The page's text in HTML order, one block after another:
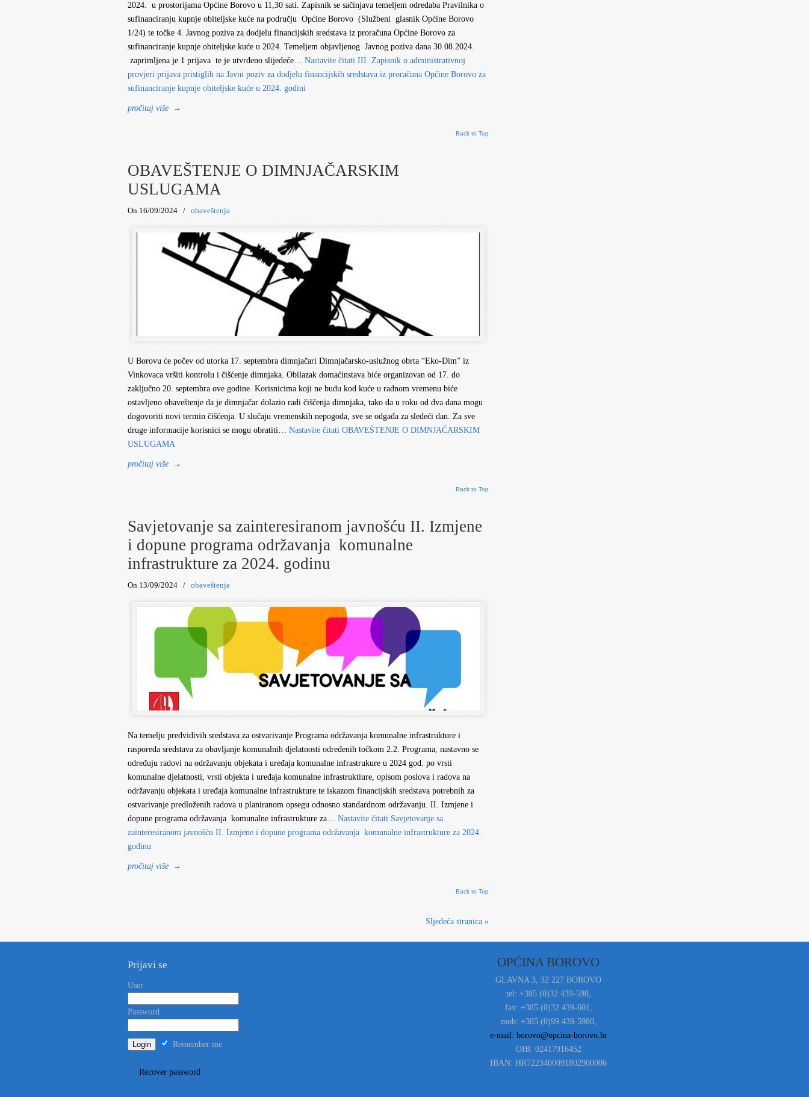
2024. u prostorijama Općine Borovo u 11,30 sati. Zapisnik se sačinjava temeljem odredaba Pravilnika o
sufinanciranju kupnje obiteljske kuće na području Općine Borovo (Službeni glasnik Općine Borovo
1/24) te točke 4. Javnog poziva za dodjelu financijskih sredstava iz proračuna Općine Borovo za
sufinanciranje kupnje obiteljske kuće u 2024. Temeljem objavljenog Javnog poziva dana 30.08.2024.
zaprimljena je 1 prijava te je utvrđeno slijedeće… Nastavite čitati III. Zapisnik o administrativnoj
provjeri prijava pristiglih na Javni poziv za dodjelu financijskih sredstava iz proračuna Općine Borovo za
sufinanciranje kupnje obiteljske kuće u 2024. godini
pročitaj više →
Back to Top
OBAVEŠTENJE O DIMNJAČARSKIM
USLUGAMA
On 16/09/2024 / obaveštenja
U Borovu će počev od utorka 17. septembra dimnjačari Dimnjačarsko-uslužnog obrta “Eko-Dim” iz
Vinkovaca vršiti kontrolu i čišćenje dimnjaka. Obilazak domaćinstava biće organizovan od 17. do
zaključno 20. septembra ove godine. Korisnicima koji ne budu kod kuće u radnom vremenu biće
ostavljeno obaveštenje da je dimnjačar dolazio radi čišćenja dimnjaka, tako da u roku od dva dana mogu
dogovoriti novi termin čišćenja. U slučaju vremenskih nepogoda, sve se odgađa za sledeći dan. Za sve
druge informacije korisnici se mogu obratiti… Nastavite čitati OBAVEŠTENJE O DIMNJAČARSKIM
USLUGAMA
pročitaj više →
Back to Top
Savjetovanje sa zainteresiranom javnošću II. Izmjene
i dopune programa održavanja komunalne
infrastrukture za 2024. godinu
On 13/09/2024 / obaveštenja
Na temelju predvidivih sredstava za ostvarivanje Programa održavanja komunalne infrastrukture i
rasporeda sredstava za obavljanje komunalnih djelatnosti određenih točkom 2.2. Programa, nastavno se
određuju radovi na održavanju objekata i uređaja komunalne infrastrukure u 2024 god. po vrsti
komunalne djelatnosti, vrsti objekta i uređaja komunalne infrastruktiure, opisom poslova i radova na
održavanju objekata i uređaja komunalne infrastrukture te iskazom financijskih sredstava potrebnih za
ostvarivanje predloženih radova u planiranom opsegu odnosno standardnom održavanju. II. Izmjene i
dopune programa održavanja komunalne infrastrukture za… Nastavite čitati Savjetovanje sa
zainteresiranom javnošću II. Izmjene i dopune programa održavanja komunalne infrastrukture za 2024.
godinu
pročitaj više →
Back to Top
Sljedeća stranica »
Prijavi se
User
Password
Remember me
Recover password
OPĆINA BOROVO
GLAVNA 3, 32 227 BOROVO
tel: +385 (0)32 439-598,
fax: +385 (0)32 439-601,
mob: +385 (0)99 439-5980,
e-mail: borovo@opcina-borovo.hr
OIB: 02417916452
IBAN: HR7223400091802900006